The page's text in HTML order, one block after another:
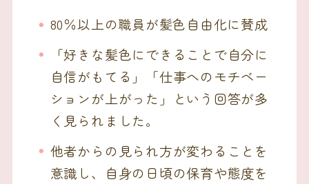
80％以上の職員が髪色自由化に賛成
「好きな髪色にできることで自分に
自信がもてる」「仕事へのモチベー
ションが上がった」という回答が多
く見られました。
他者からの見られ方が変わることを
意識し、自身の日頃の保育や態度を